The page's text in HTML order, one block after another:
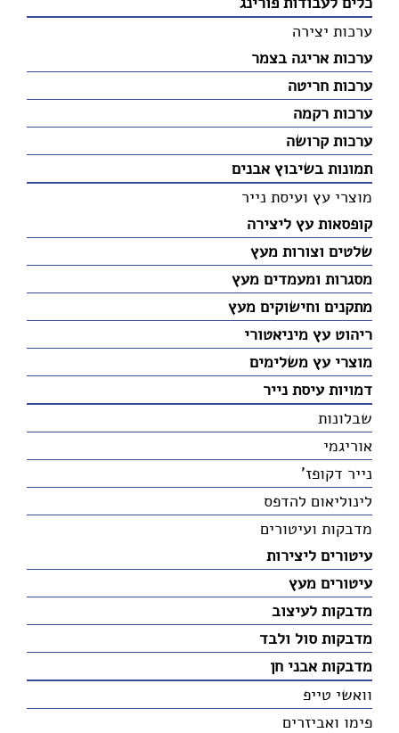
ערכות יצירה
ערכות אריגה בצמר
ערכות חריטה
ערכות רקמה
ערכות קרושה
תמונות בשיבוץ אבנים
מוצרי עץ ועיסת נייר
קופסאות עץ ליצירה
שלטים וצורות מעץ
מסגרות ומעמדים מעץ
מתקנים וחישוקים מעץ
ריהוט עץ מיניאטורי
מוצרי עץ משלימים
דמויות עיסת נייר
שבלונות
אוריגמי
נייר דקופז'
לינוליאום להדפס
מדבקות ועיטורים
עיטורים ליצירות
עיטורים מעץ
מדבקות לעיצוב
מדבקות סול ולבד
מדבקות אבני חן
וואשי טייפ
פימו ואביזרים